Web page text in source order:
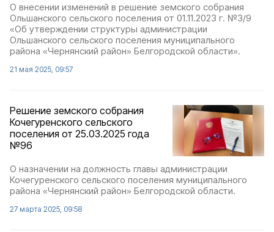
О внесении изменений в решение земского собрания
Ольшанского сельского поселения от 01.11.2023 г. №3/9
«Об утверждении структуры администрации
Ольшанского сельского поселения муниципального
района «Чернянский район» Белгородской области».
21 мая 2025, 09:57
Решение земского собрания
Кочегуренского сельского
поселения от 25.03.2025 года
№96
О назначении на должность главы администрации
Кочегуренского сельского поселения муниципального
района «Чернянский район» Белгородской области.
27 марта 2025, 09:58